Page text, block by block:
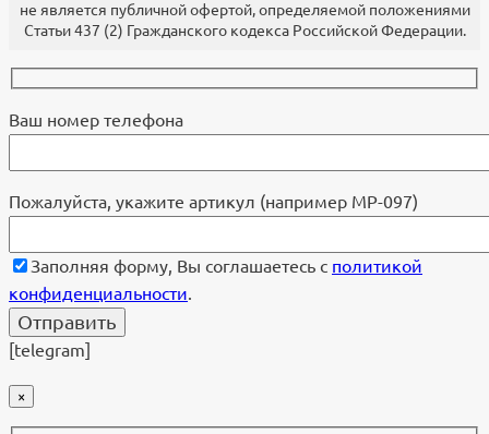
не является публичной офертой, определяемой положениями
Статьи 437 (2) Гражданского кодекса Российской Федерации.
Ваш номер телефона
Пожалуйста, укажите артикул (например МР-097)
Заполняя форму, Вы соглашаетесь с политикой
конфиденциальности.
[telegram]
×